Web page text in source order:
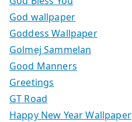
God wallpaper
Goddess Wallpaper
Golmej Sammelan
Good Manners
Greetings
GT Road
Happy New Year Wallpaper